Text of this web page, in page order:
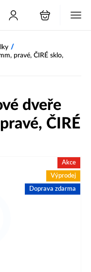
/
pravé, ČIRÉ sklo,
dveře
ČIRÉ
Akce
Výprodej
Doprava zdarma